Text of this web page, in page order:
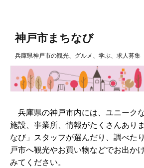
神戸市まちなび
兵庫県神戸市の観光、グルメ、学ぶ、求人募集
兵庫県の神戸市内には、ユニーク
施設、事業所、情報がたくさんあり
なび」スタッフが選んだり、調べた
戸市へ観光やお買い物などでお出か
みてください。